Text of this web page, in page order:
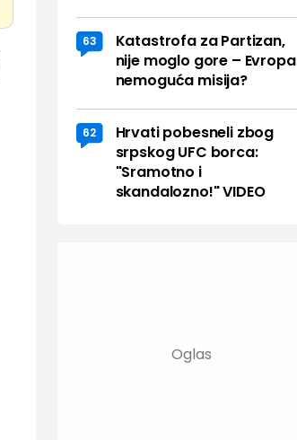
63
Katastrofa za Partizan,
nije moglo gore – Evropa
nemoguća misija?
62
Hrvati pobesneli zbog
srpskog UFC borca:
"Sramotno i
skandalozno!" VIDEO